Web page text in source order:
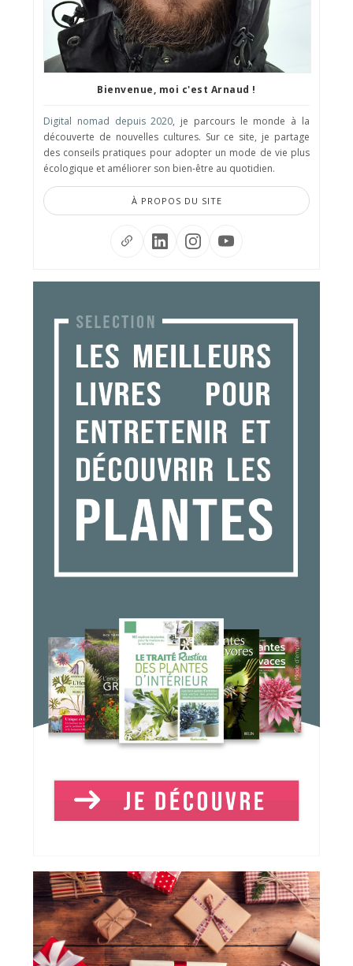
Bienvenue, moi c'est Arnaud !
Digital nomad depuis 2020, je parcours le monde à la
découverte de nouvelles cultures. Sur ce site, je partage
des conseils pratiques pour adopter un mode de vie plus
écologique et améliorer son bien-être au quotidien.
À PROPOS DU SITE